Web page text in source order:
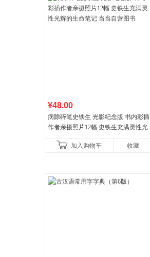
¥48.00
病隙碎笔史铁生 光影纪念版 书内彩插
作者亲摄照片12幅 史铁生充满灵性光
加入购物车
收藏